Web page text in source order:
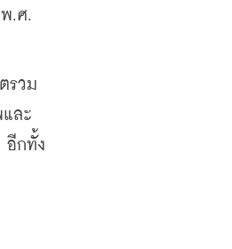
.ศ.
รวม
ละ
อีกทั้ง